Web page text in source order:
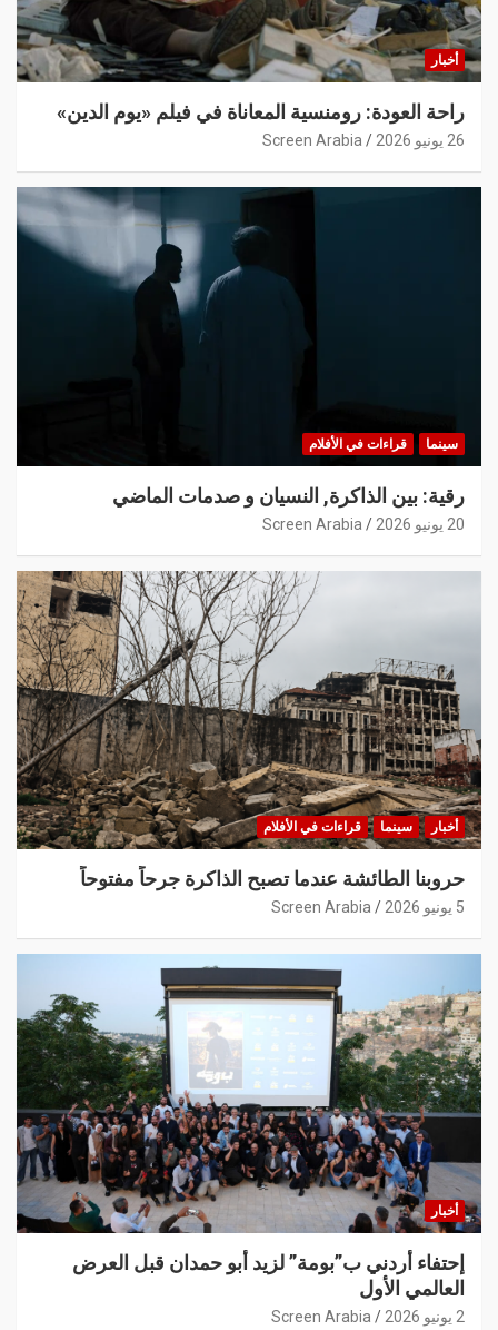
أخبار
راحة العودة: رومنسية المعاناة في فيلم «يوم الدين»
26 يونيو 2026 Screen Arabia
سينما قراءات في الأفلام
رقية: بين الذاكرة, النسيان و صدمات الماضي
20 يونيو 2026 Screen Arabia
أخبار سينما قراءات في الأفلام
حروبنا الطائشة عندما تصبح الذاكرة جرحاً مفتوحاً
5 يونيو 2026 Screen Arabia
أخبار
إحتفاء أردني ب”بومة” لزيد أبو حمدان قبل العرض
العالمي الأول
2 يونيو 2026 Screen Arabia